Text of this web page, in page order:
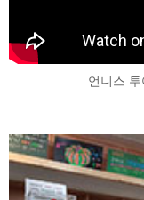
언니스 투